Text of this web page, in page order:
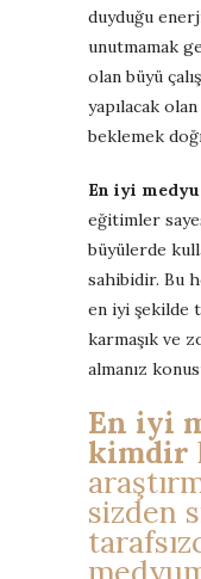
duyduğu
unutmamak
olan büyü
yapılacak olan
beklemek
En iyi
eğitimler
büyülerde
sahibidir. Bu
en iyi şekilde
karmaşık ve
almanız
En iyi
kimdir
sizden